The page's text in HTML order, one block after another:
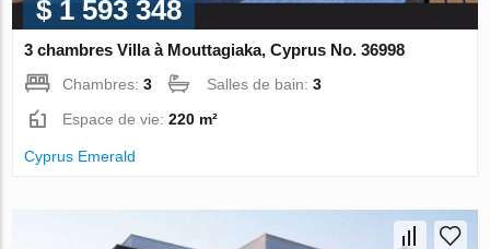
$ 1 593 348
3 chambres Villa à Mouttagiaka, Cyprus No. 36998
Chambres:3 Salles de bain:3
Espace de vie:220 m²
Cyprus Emerald